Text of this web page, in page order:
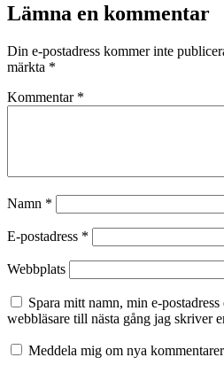
Lämna en kommentar
Din e-postadress kommer inte
märkta *
Kommentar *
Namn *
E-postadress *
Webbplats
Spara mitt namn, min e-
webbläsare till nästa gång jag skriver
Meddela mig om nya